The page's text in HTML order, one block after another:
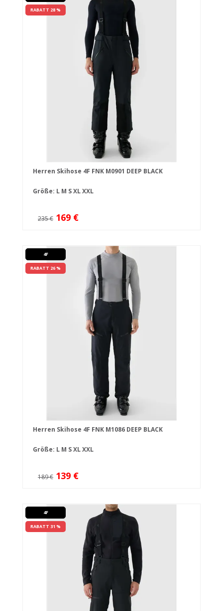
RABATT 28 %
Herren Skihose 4F FNK M0901 DEEP BLACK
Größe: L M SXLXXL
235 € 169 €
4F
RABATT 26 %
Herren Skihose 4F FNK M1086 DEEP BLACK
Größe: L M SXLXXL
189 € 139 €
4F
RABATT 31 %